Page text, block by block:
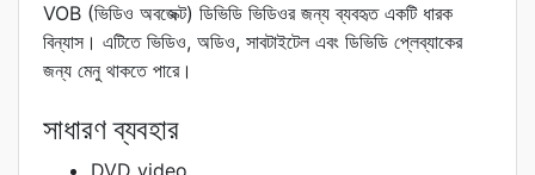
VOB (ভিডিও অবজেক্ট) ডিভিডি ভিডিওর জন্য ব্যবহৃত একটি ধারক
বিন্যাস। এটিতে ভিডিও, অডিও, সাবটাইটেল এবং ডিভিডি প্লেব্যাকের
জন্য মেনু থাকতে পারে।
সাধারণ ব্যবহার
DVD video